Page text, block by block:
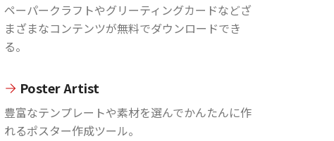
ペーパークラフトやグリーティングカードなどざ
まざまなコンテンツが無料でダウンロードでき
る。
Poster Artist
豊富なテンプレートや素材を選んでかんたんに作
れるポスター作成ツール。